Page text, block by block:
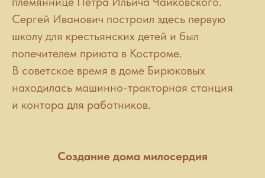
Сергей Иванович построил здесь первую
школу для крестьянских детей и был
попечителем приюта в Костроме.
В советское время в доме Бирюковых
находилась машинно-тракторная станция
и контора для работников.
Создание дома милосердия